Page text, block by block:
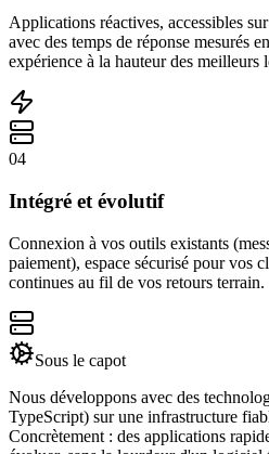
Applications réactives, accessibles
avec des temps de réponse mesurés
expérience à la hauteur des meilleurs
04
Intégré et évolutif
Connexion à vos outils existants
paiement), espace sécurisé pour vos
continues au fil de vos retours terrain.
Sous le capot
Nous développons avec des
TypeScript) sur une infrastructure
Concrètement : des applications